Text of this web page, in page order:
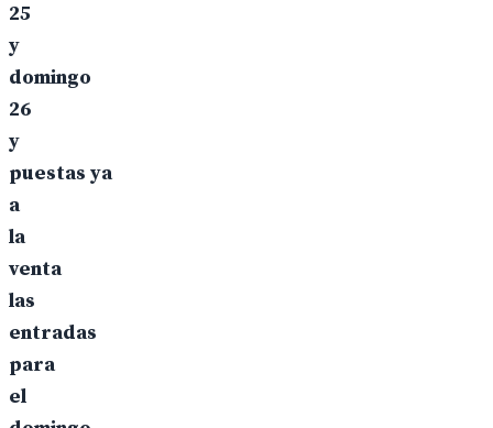
25
y
domingo
26
y
puestas ya
a
la
venta
las
entradas
para
el